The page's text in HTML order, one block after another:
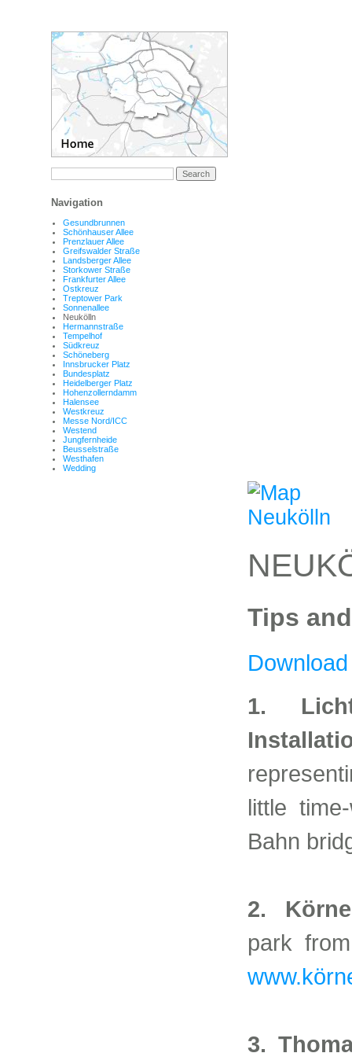
Navigation
Gesundbrunnen
Schönhauser Allee
Prenzlauer Allee
Greifswalder Straße
Landsberger Allee
Storkower Straße
Frankfurter Allee
Ostkreuz
Treptower Park
Sonnenallee
Neukölln
Hermannstraße
Tempelhof
Südkreuz
Schöneberg
Innsbrucker Platz
Bundesplatz
Heidelberger Platz
Hohenzollerndamm
Halensee
Westkreuz
Messe Nord/ICC
Westend
Jungfernheide
Beusselstraße
Westhafen
Wedding
Tips
1.
little
Bahn
2.
park
3.